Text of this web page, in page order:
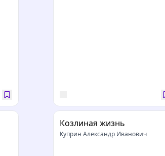
Козлиная жизнь
Куприн Александр Иванович